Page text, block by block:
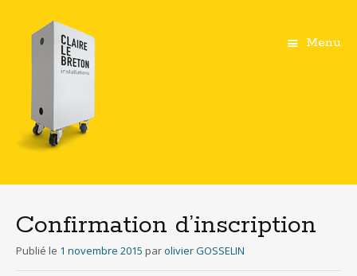
Menu
principal
Confirmation d’inscription
Publié le 1 novembre 2015 parolivier GOSSELIN